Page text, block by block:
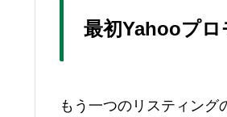
最初Yahooプ
もう一つのリスティング